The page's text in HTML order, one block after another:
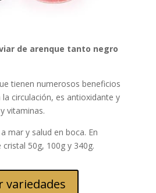
de arenque tanto negro
tienen numerosos beneficios
circulación, es antioxidante y
vitaminas.
mar y salud en boca. En
50g, 100g y 340g.
variedades